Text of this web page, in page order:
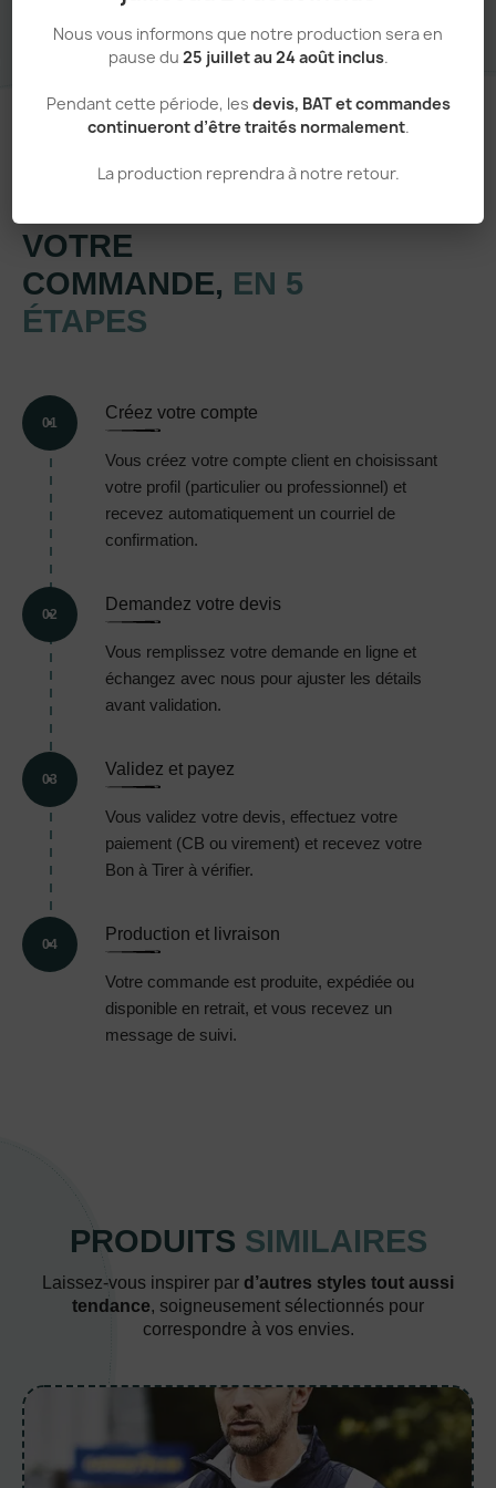
Nous vous informons que notre production sera en
pause du 25 juillet au 24 août inclus.
Pendant cette période, les devis, BAT et commandes
continueront d’être traités normalement.
La production reprendra à notre retour.
Un processus simple et transparent
VOTRE
COMMANDE, EN 5
ÉTAPES
01
Créez votre compte
Vous créez votre compte client en choisissant
votre profil (particulier ou professionnel) et
recevez automatiquement un courriel de
confirmation.
02
Demandez votre devis
Vous remplissez votre demande en ligne et
échangez avec nous pour ajuster les détails
avant validation.
03
Validez et payez
Vous validez votre devis, effectuez votre
paiement (CB ou virement) et recevez votre
Bon à Tirer à vérifier.
04
Production et livraison
Votre commande est produite, expédiée ou
disponible en retrait, et vous recevez un
message de suivi.
PRODUITS SIMILAIRES
Laissez-vous inspirer par d’autres styles tout aussi
tendance, soigneusement sélectionnés pour
correspondre à vos envies.